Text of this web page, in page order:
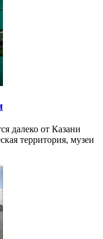
далеко от Казани
территория, музеи